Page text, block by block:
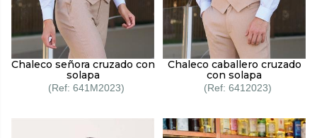
Chaleco señora cruzado con
solapa
641M2023
Chaleco caballero cruzado
con solapa
6412023